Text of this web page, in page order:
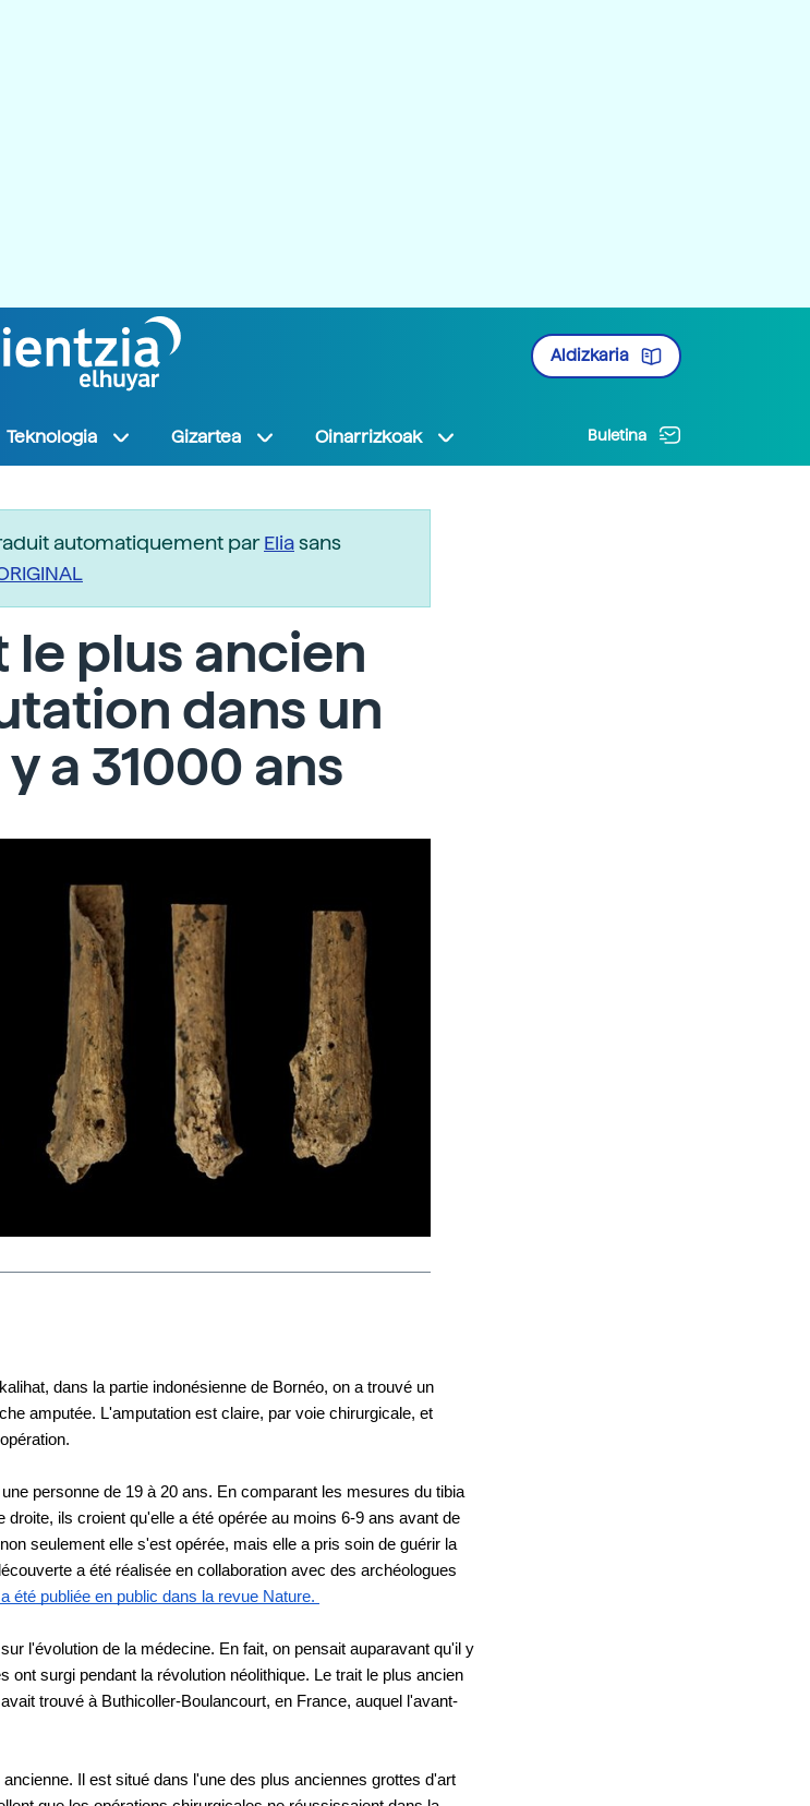
Aldizkaria
Teknologia Gizartea Oinarrizkoak Buletina
automatiquement parEliasans
le plus ancien
dans un
a 31000 ans
dans la partie indonésienne de Bornéo, on a trouvé un
amputée. L'amputation est claire, par voie chirurgicale, et
personne de 19 à 20 ans. En comparant les mesures du tibia
ils croient qu'elle a été opérée au moins 6-9 ans avant de
seulement elle s'est opérée, mais elle a pris soin de guérir la
a été réalisée en collaboration avec des archéologues
a été publiée en public dans la revue Nature.
l'évolution de la médecine. En fait, on pensait auparavant qu'il y
ont surgi pendant la révolution néolithique. Le trait le plus ancien
trouvé à Buthicoller-Boulancourt, en France, auquel l'avant-
Il est situé dans l'une des plus anciennes grottes d'art